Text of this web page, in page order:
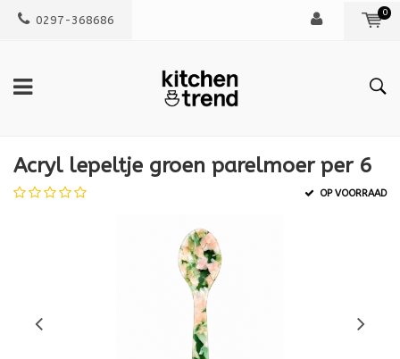
0297-368686
0
Acryl lepeltje groen parelmoer per 6
OP VOORRAAD